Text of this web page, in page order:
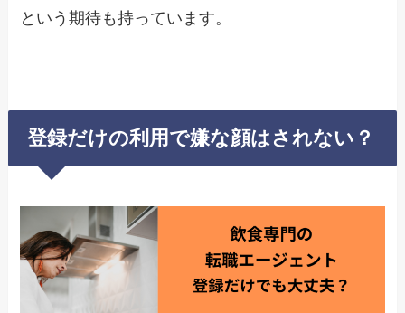
という期待も持っています。
登録だけの利用で嫌な顔はされない？